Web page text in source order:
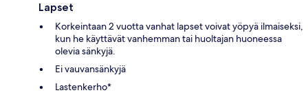
Lapset
Korkeintaan 2 vuotta vanhat lapset voivat yöpyä ilmaiseksi,
kun he käyttävät vanhemman tai huoltajan huoneessa
olevia sänkyjä.
Ei vauvansänkyjä
Lastenkerho*